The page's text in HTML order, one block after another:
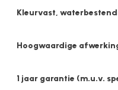
Kleurvast,
Hoogwaardige
1 jaar garantie (m.u.v.